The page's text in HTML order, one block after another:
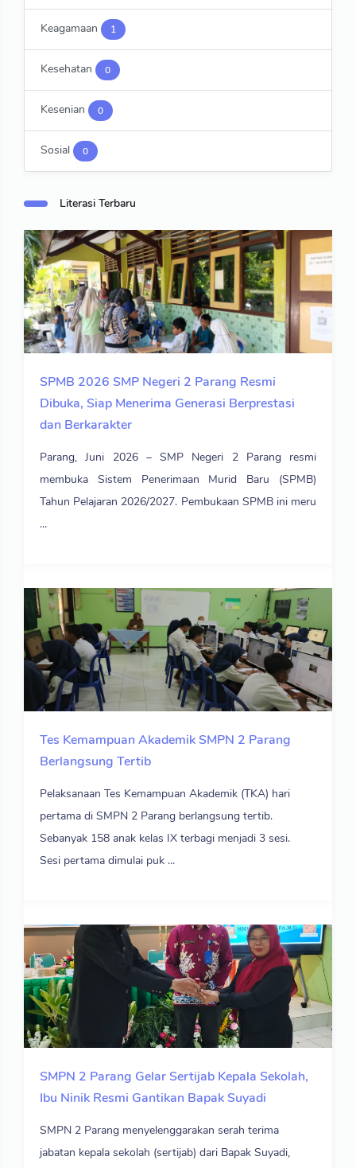
Keagamaan 1
Kesehatan 0
Kesenian 0
Sosial 0
Literasi Terbaru
SPMB 2026 SMP Negeri 2 Parang Resmi
Dibuka, Siap Menerima Generasi Berprestasi
dan Berkarakter
Parang, Juni 2026 – SMP Negeri 2 Parang resmi
membuka Sistem Penerimaan Murid Baru (SPMB)
Tahun Pelajaran 2026/2027. Pembukaan SPMB ini meru
...
Tes Kemampuan Akademik SMPN 2 Parang
Berlangsung Tertib
Pelaksanaan Tes Kemampuan Akademik (TKA) hari
pertama di SMPN 2 Parang berlangsung tertib.
Sebanyak 158 anak kelas IX terbagi menjadi 3 sesi.
Sesi pertama dimulai puk ...
SMPN 2 Parang Gelar Sertijab Kepala Sekolah,
Ibu Ninik Resmi Gantikan Bapak Suyadi
SMPN 2 Parang menyelenggarakan serah terima
jabatan kepala sekolah (sertijab) dari Bapak Suyadi,